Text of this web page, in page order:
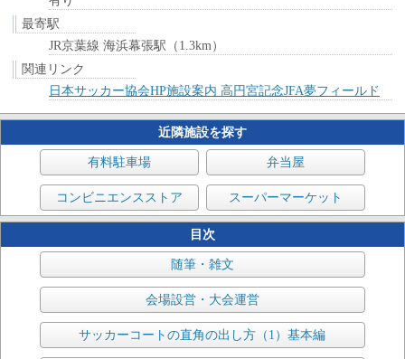
最寄駅
JR京葉線 海浜幕張駅（1.3km）
関連リンク
日本サッカー協会HP施設案内 高円宮記念JFA夢フィールド
近隣施設を探す
有料駐車場 弁当屋
コンビニエンスストア スーパーマーケット
目次
随筆・雑文
会場設営・大会運営
サッカーコートの直角の出し方（1）基本編